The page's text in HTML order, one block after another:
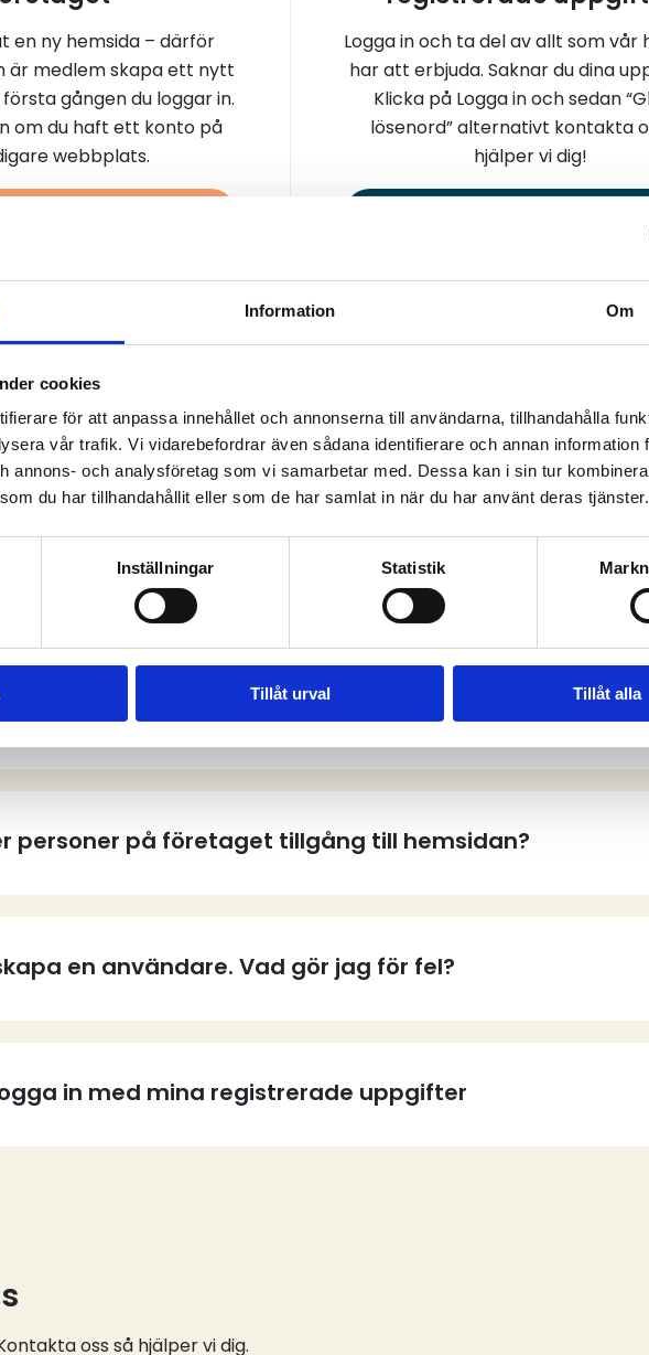
Information Om
cookies
för att anpassa innehållet och annonserna till användarna, tillhandahålla
vår trafik. Vi vidarebefordrar även sådana identifierare och annan information
annons- och analysföretag som vi samarbetar med. Dessa kan i sin tur
du har tillhandahållit eller som de har samlat in när du har använt deras tjänster.
Inställningar Statistik
Tillåt urval Tillåt alla
en ny hemsida – därför
är medlem skapa ett nytt
gången du loggar in.
om du haft ett konto på
webbplats.
Logga in och ta del av allt som vår
har att erbjuda. Saknar du dina
Klicka på Logga in och sedan
lösenord” alternativt kontakta
hjälper vi dig!
Vanliga frågor och svar
ett användarkonto på hemsidan?
ett användarkonto?
personer på företaget tillgång till hemsidan?
en användare. Vad gör jag för fel?
in med mina registrerade uppgifter
oss så hjälper vi dig.